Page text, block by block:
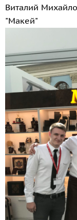
Виталий
"Макей"